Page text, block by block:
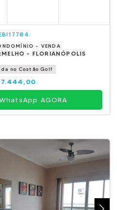
- VENDA
- FLORIANÓPOLIS
no Costão Golf
AGORA